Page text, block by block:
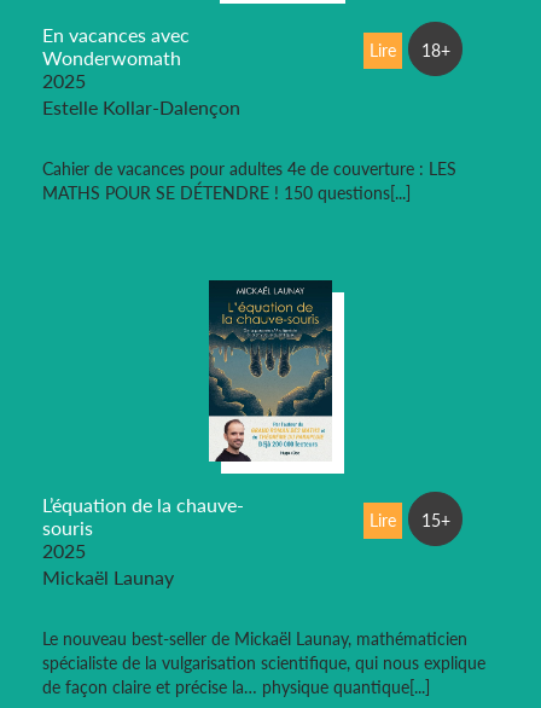
En vacances avec
Wonderwomath
2025
Estelle Kollar-Dalençon
Cahier de vacances pour adultes 4e de couverture : LES
MATHS POUR SE DÉTENDRE ! 150 questions[...]
Lire 18+
L’équation de la chauve-
souris
2025
Mickaël Launay
Le nouveau best-seller de Mickaël Launay, mathématicien
spécialiste de la vulgarisation scientifique, qui nous explique
de façon claire et précise la… physique quantique[...]
Lire 15+